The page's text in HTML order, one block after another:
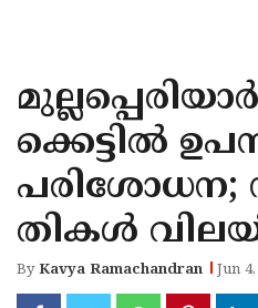
KANNUR
KASARAGOD
ക്കെട്ടിൽ
പരിശോധന;
തികൾ
ByKavya Ramachandran Jun